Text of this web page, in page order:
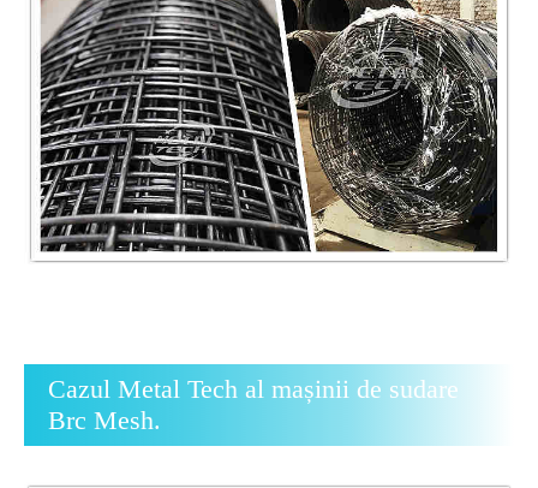
Cazul Metal Tech al mașinii de sudare
Brc Mesh.